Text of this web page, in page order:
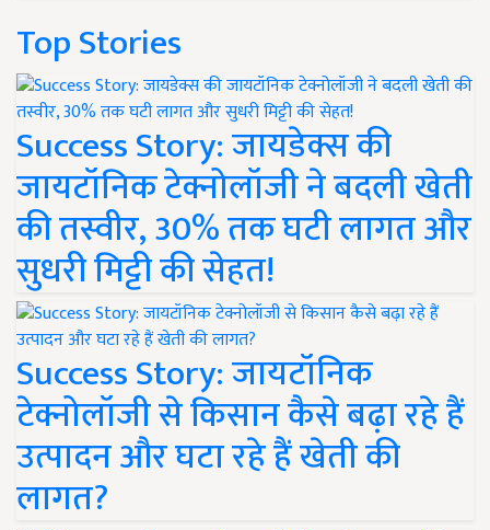
Top Stories
Success Story: जायडेक्स की
जायटॉनिक टेक्नोलॉजी ने बदली खेती
की तस्वीर, 30% तक घटी लागत और
सुधरी मिट्टी की सेहत!
Success Story: जायटॉनिक
टेक्नोलॉजी से किसान कैसे बढ़ा रहे हैं
उत्पादन और घटा रहे हैं खेती की
लागत?